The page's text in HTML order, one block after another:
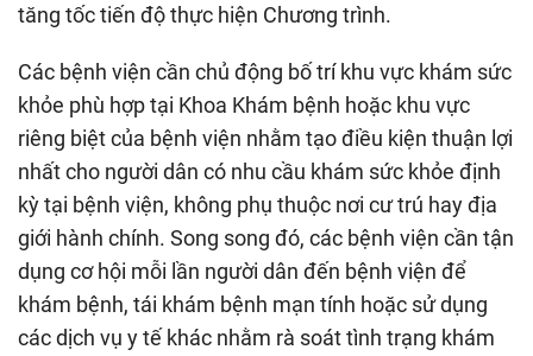
tăng tốc tiến độ thực hiện Chương trình.
Các bệnh viện cần chủ động bố trí khu vực khám sức
khỏe phù hợp tại Khoa Khám bệnh hoặc khu vực
riêng biệt của bệnh viện nhằm tạo điều kiện thuận lợi
nhất cho người dân có nhu cầu khám sức khỏe định
kỳ tại bệnh viện, không phụ thuộc nơi cư trú hay địa
giới hành chính. Song song đó, các bệnh viện cần tận
dụng cơ hội mỗi lần người dân đến bệnh viện để
khám bệnh, tái khám bệnh mạn tính hoặc sử dụng
các dịch vụ y tế khác nhằm rà soát tình trạng khám